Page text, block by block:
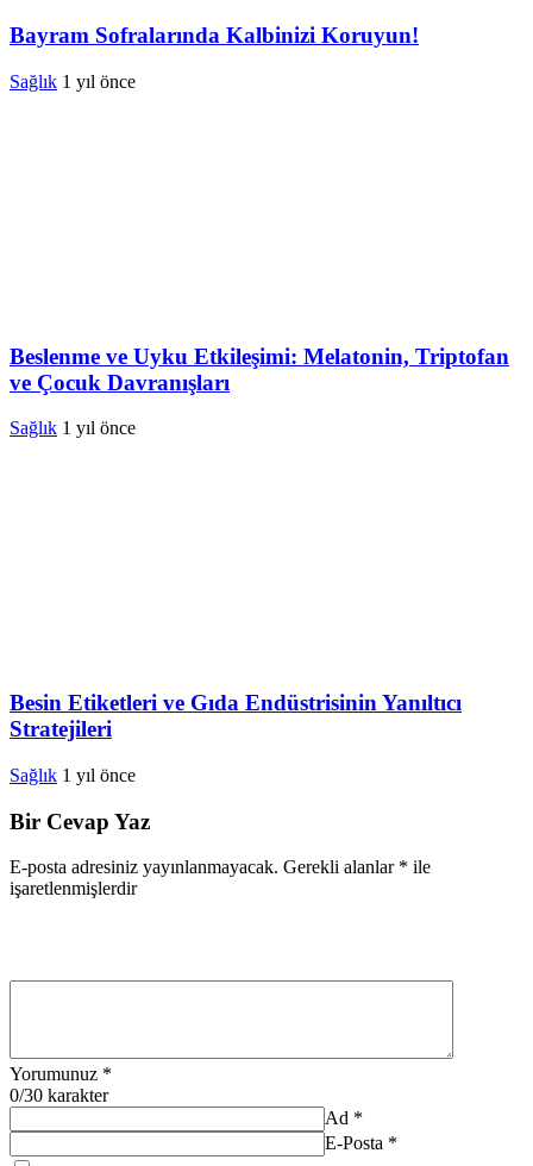
Bayram Sofralarında Kalbinizi Koruyun!
Sağlık 1 yıl önce
Beslenme ve Uyku Etkileşimi: Melatonin, Triptofan
ve Çocuk Davranışları
Sağlık 1 yıl önce
Besin Etiketleri ve Gıda Endüstrisinin Yanıltıcı
Stratejileri
Sağlık 1 yıl önce
Bir Cevap Yaz
E-posta adresiniz yayınlanmayacak. Gerekli alanlar * ile
işaretlenmişlerdir
Yorumunuz *
0/30 karakter
Ad *
E-Posta *